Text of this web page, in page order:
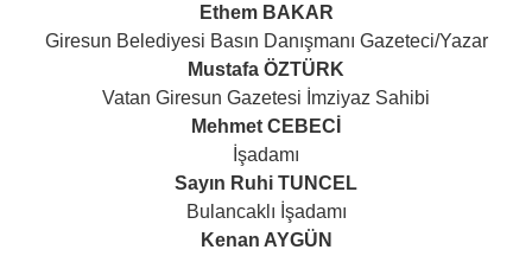
Ethem BAKAR
Giresun Belediyesi Basın Danışmanı Gazeteci/Yazar
Mustafa ÖZTÜRK
Vatan Giresun Gazetesi İmziyaz Sahibi
Mehmet CEBECİ
İşadamı
Sayın Ruhi TUNCEL
Bulancaklı İşadamı
Kenan AYGÜN